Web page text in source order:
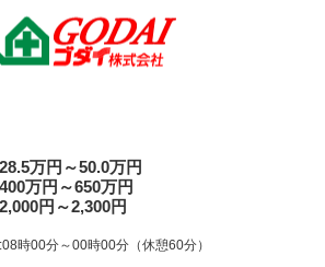
万円～50.0万円
万円～650万円
円～2,300円
時00分～00時00分（休憩60分）